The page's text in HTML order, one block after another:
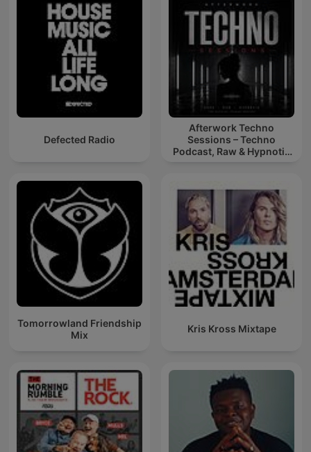
Defected Radio
Afterwork Techno
Sessions – Techno
Podcast, Raw & Hypnotic
Tomorrowland Friendship
Mix
Kris Kross Mixtape